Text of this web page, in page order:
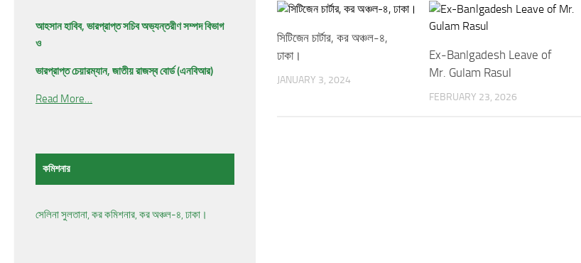
সিটিজেন চার্টার, কর অঞ্চল-৪,
ঢাকা।
JANUARY 3, 2024
Ex-Banlgadesh Leave of
Mr. Gulam Rasul
FEBRUARY 23, 2026
আহসান হাবিব, ভারপ্রাপ্ত সচিব অভ্যন্তরীণ সম্পদ বিভাগ
ও
ভারপ্রাপ্ত চেয়ারম্যান, জাতীয় রাজস্ব বোর্ড (এনবিআর)
Read More…
কমিশনার
সেলিনা সুলতানা, কর কমিশনার, কর অঞ্চল-৪, ঢাকা।